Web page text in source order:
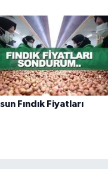
Fındık Fiyatları